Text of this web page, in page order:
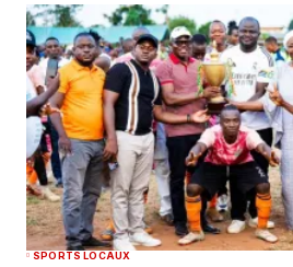
SPORTS LOCAUX